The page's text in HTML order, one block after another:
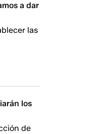
a dar
las
los
de